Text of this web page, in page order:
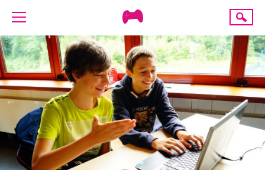
Creative
ÜBER UNS
AKTUELLES
TERMINE
ANGEBOTE
PROJEKTE
PRESSE
Suche